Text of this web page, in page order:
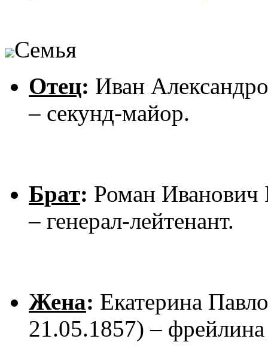
Семья
Отец: Иван
– секунд-майор.
Брат: Роман Иванович
– генерал-лейтенант.
Жена: Екатерина
21.05.1857) –